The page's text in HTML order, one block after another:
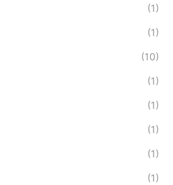
(1)
(1)
(10)
(1)
(1)
(1)
(1)
(1)